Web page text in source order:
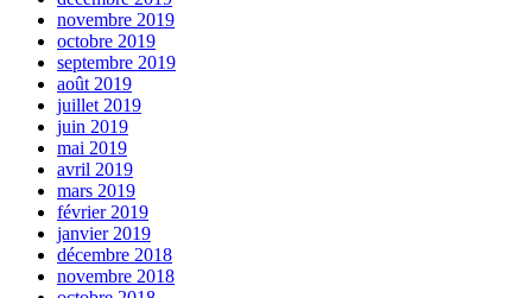
novembre 2019
octobre 2019
septembre 2019
août 2019
juillet 2019
juin 2019
mai 2019
avril 2019
mars 2019
février 2019
janvier 2019
décembre 2018
novembre 2018